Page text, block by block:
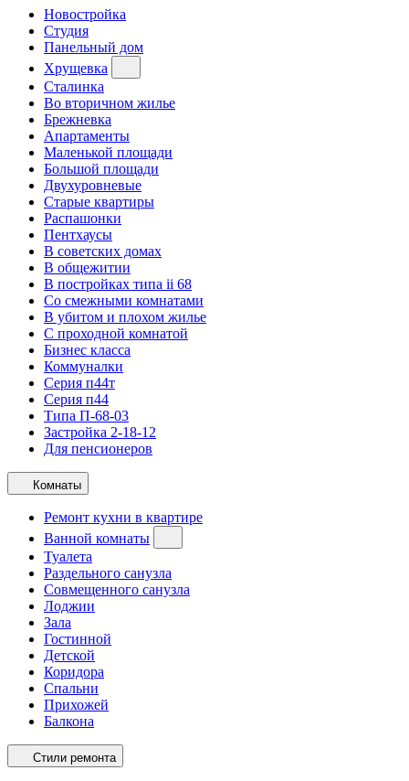
Новостройка
Студия
Панельный дом
Хрущевка
Сталинка
Во вторичном жилье
Брежневка
Апартаменты
Маленькой площади
Большой площади
Двухуровневые
Старые квартиры
Распашонки
Пентхаусы
В советских домах
В общежитии
В постройках типа ii 68
Со смежными комнатами
В убитом и плохом жилье
С проходной комнатой
Бизнес класса
Коммуналки
Серия п44т
Серия п44
Типа П-68-03
Застройка 2-18-12
Для пенсионеров
Комнаты
Ремонт кухни в квартире
Ванной комнаты
Туалета
Раздельного санузла
Совмещенного санузла
Лоджии
Зала
Гостинной
Детской
Коридора
Спальни
Прихожей
Балкона
Стили ремонта